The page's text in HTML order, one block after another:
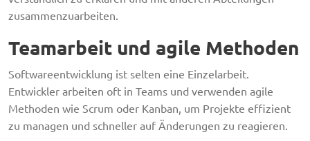
zusammenzuarbeiten.
Teamarbeit und agile Methoden
Softwareentwicklung ist selten eine Einzelarbeit.
Entwickler arbeiten oft in Teams und verwenden agile
Methoden wie Scrum oder Kanban, um Projekte effizient
zu managen und schneller auf Änderungen zu reagieren.